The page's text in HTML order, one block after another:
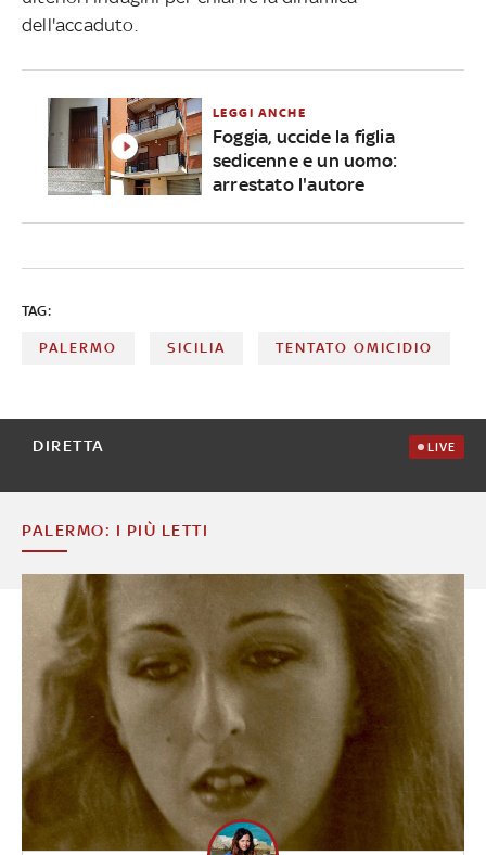
dell'accaduto.
LEGGI ANCHE
Foggia, uccide la figlia
sedicenne e un uomo:
arrestato l'autore
TAG:
PALERMO SICILIA TENTATO OMICIDIO
DIRETTA LIVE
PALERMO: I PIÙ LETTI